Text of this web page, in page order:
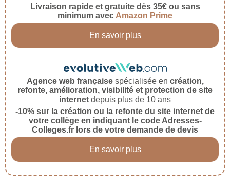
Livraison rapide et gratuite dès 35€ ou sans
minimum avec Amazon Prime
En savoir plus
Agence web françaisespécialisée en création,
refonte, amélioration, visibilité et protection de site
internet depuis plus de 10 ans
-10% sur la création ou la refonte du site internet de
votre collège en indiquant le code Adresses-
Colleges.fr lors de votre demande de devis
En savoir plus